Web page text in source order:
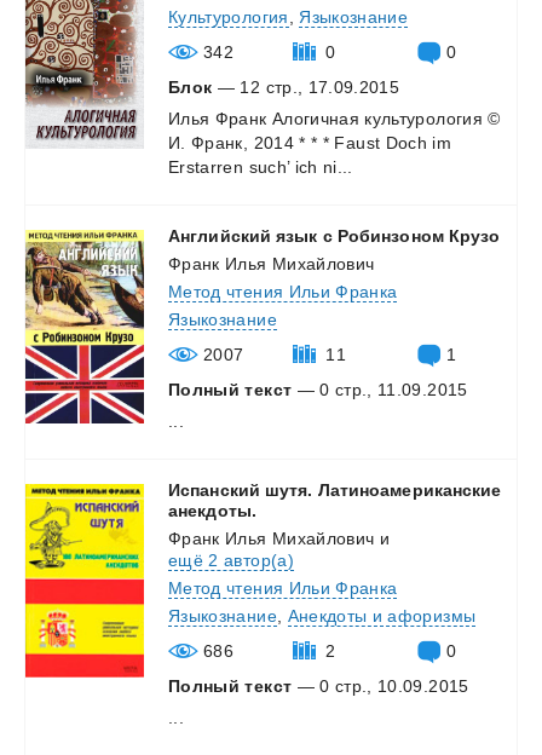
Культурология
Языкознание
342
0
0
Блок — 12 стр., 17.09.2015
Илья Франк Алогичная культурология ©
И.
Франк, 2014 * * * Faust Doch im
Erstarren such’ ich ni...
Английский язык с Робинзоном Крузо
Франк Илья Михайлович
Метод чтения Ильи Франка
Языкознание
2007
11
1
Полный текст — 0 стр., 11.09.2015
Испанский шутя. Латиноамериканские
анекдоты.
Франк Илья Михайлович и
ещё 2 автор(а)
Метод чтения Ильи Франка
Языкознание, Анекдоты и афоризмы
686
2
0
Полный текст — 0 стр., 10.09.2015